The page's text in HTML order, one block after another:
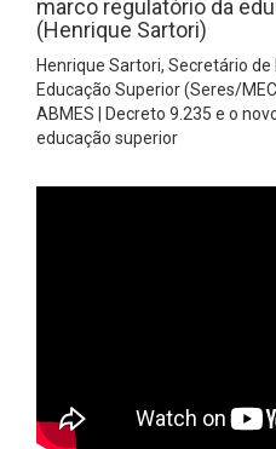
marco regulatório da
(Henrique Sartori)
Henrique Sartori, Secretário
Educação Superior (Seres/
ABMES | Decreto 9.235 e o
educação superior